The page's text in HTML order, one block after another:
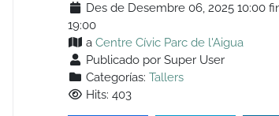
Des de Desembre 06, 2025 10:00
19:00
a Centre Cívic Parc de l'Aigua
Publicado por Super User
Categorías: Tallers
Hits: 403